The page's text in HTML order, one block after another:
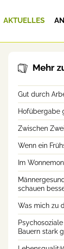
AKTUELLES
Mehr
Gut durch
Hofübergabe
Zwischen
Wenn ein
Im
schauen
Was mich zu
Bauern stark